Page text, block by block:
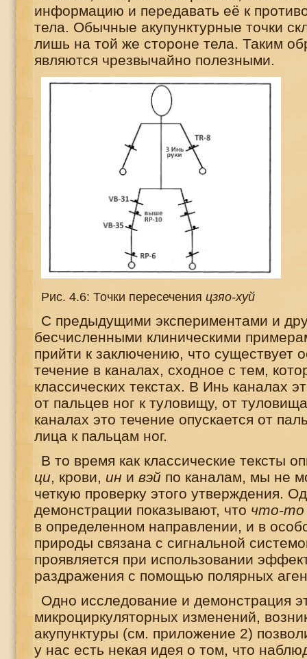
информацию и передавать её к
тела. Обычные акупунктурные точки
лишь на той же стороне тела. Таким
являются чрезвычайно полезными.
Рис. 4.6: Точки пересечения цзяо-хуй
С предыдущими экспериментами и
бесчисленными клиническими
прийти к заключению, что существует
течение в каналах, сходное с тем,
классических текстах. В Инь каналах
от пальцев ног к туловищу, от
каналах это течение опускается от
лица к пальцам ног.
В то время как классические тексты
ци, крови, ин и вэй по каналам, мы не
четкую проверку этого утверждения.
демонстрации показывают, что что-то
в определенном направлении, и в
природы связана с сигнальной
проявляется при использовании
раздражения с помощью полярных
Одно исследование и демонстрация
микроциркуляторных изменений,
акупунктуры (см. приложение 2)
у нас есть некая идея о том, что